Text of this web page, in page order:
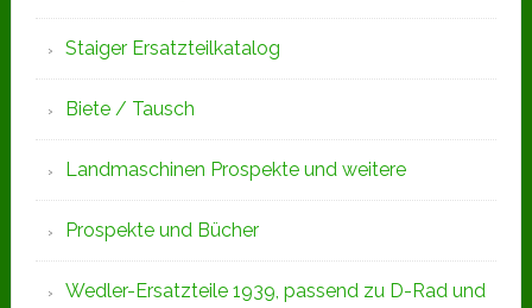
Staiger Ersatzteilkatalog
Biete / Tausch
Landmaschinen Prospekte und weitere
Prospekte und Bücher
Wedler-Ersatzteile 1939, passend zu D-Rad und